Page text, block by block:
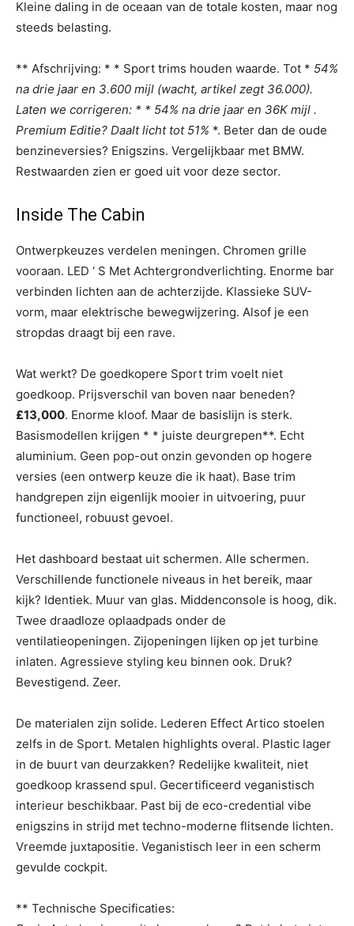
Kleine daling in de oceaan van de totale kosten, maar nog
steeds belasting.
** Afschrijving: * * Sport trims houden waarde. Tot * 54%
na drie jaar en 3.600 mijl (wacht, artikel zegt 36.000).
Laten we corrigeren: * * 54% na drie jaar en 36K mijl .
Premium Editie? Daalt licht tot 51% *. Beter dan de oude
benzineversies? Enigszins. Vergelijkbaar met BMW.
Restwaarden zien er goed uit voor deze sector.
Inside The Cabin
Ontwerpkeuzes verdelen meningen. Chromen grille
vooraan. LED ‘ S Met Achtergrondverlichting. Enorme bar
verbinden lichten aan de achterzijde. Klassieke SUV-
vorm, maar elektrische bewegwijzering. Alsof je een
stropdas draagt bij een rave.
Wat werkt? De goedkopere Sport trim voelt niet
goedkoop. Prijsverschil van boven naar beneden?
£13,000. Enorme kloof. Maar de basislijn is sterk.
Basismodellen krijgen * * juiste deurgrepen**. Echt
aluminium. Geen pop-out onzin gevonden op hogere
versies (een ontwerp keuze die ik haat). Base trim
handgrepen zijn eigenlijk mooier in uitvoering, puur
functioneel, robuust gevoel.
Het dashboard bestaat uit schermen. Alle schermen.
Verschillende functionele niveaus in het bereik, maar
kijk? Identiek. Muur van glas. Middenconsole is hoog, dik.
Twee draadloze oplaadpads onder de
ventilatieopeningen. Zijopeningen lijken op jet turbine
inlaten. Agressieve styling keu binnen ook. Druk?
Bevestigend. Zeer.
De materialen zijn solide. Lederen Effect Artico stoelen
zelfs in de Sport. Metalen highlights overal. Plastic lager
in de buurt van deurzakken? Redelijke kwaliteit, niet
goedkoop krassend spul. Gecertificeerd veganistisch
interieur beschikbaar. Past bij de eco-credential vibe
enigszins in strijd met techno-moderne flitsende lichten.
Vreemde juxtapositie. Veganistisch leer in een scherm
gevulde cockpit.
** Technische Specificaties: